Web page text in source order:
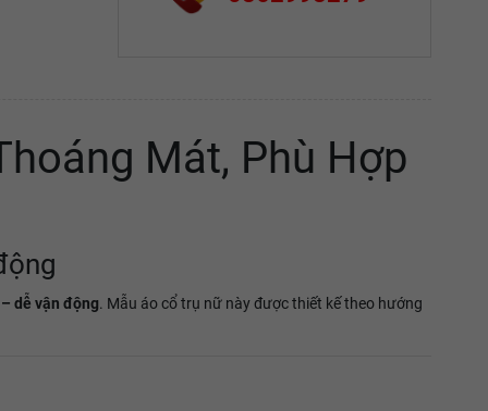
Mát, Phù Hợp
dễ vận động. Mẫu áo cổ trụ nữ này được thiết kế theo hướng